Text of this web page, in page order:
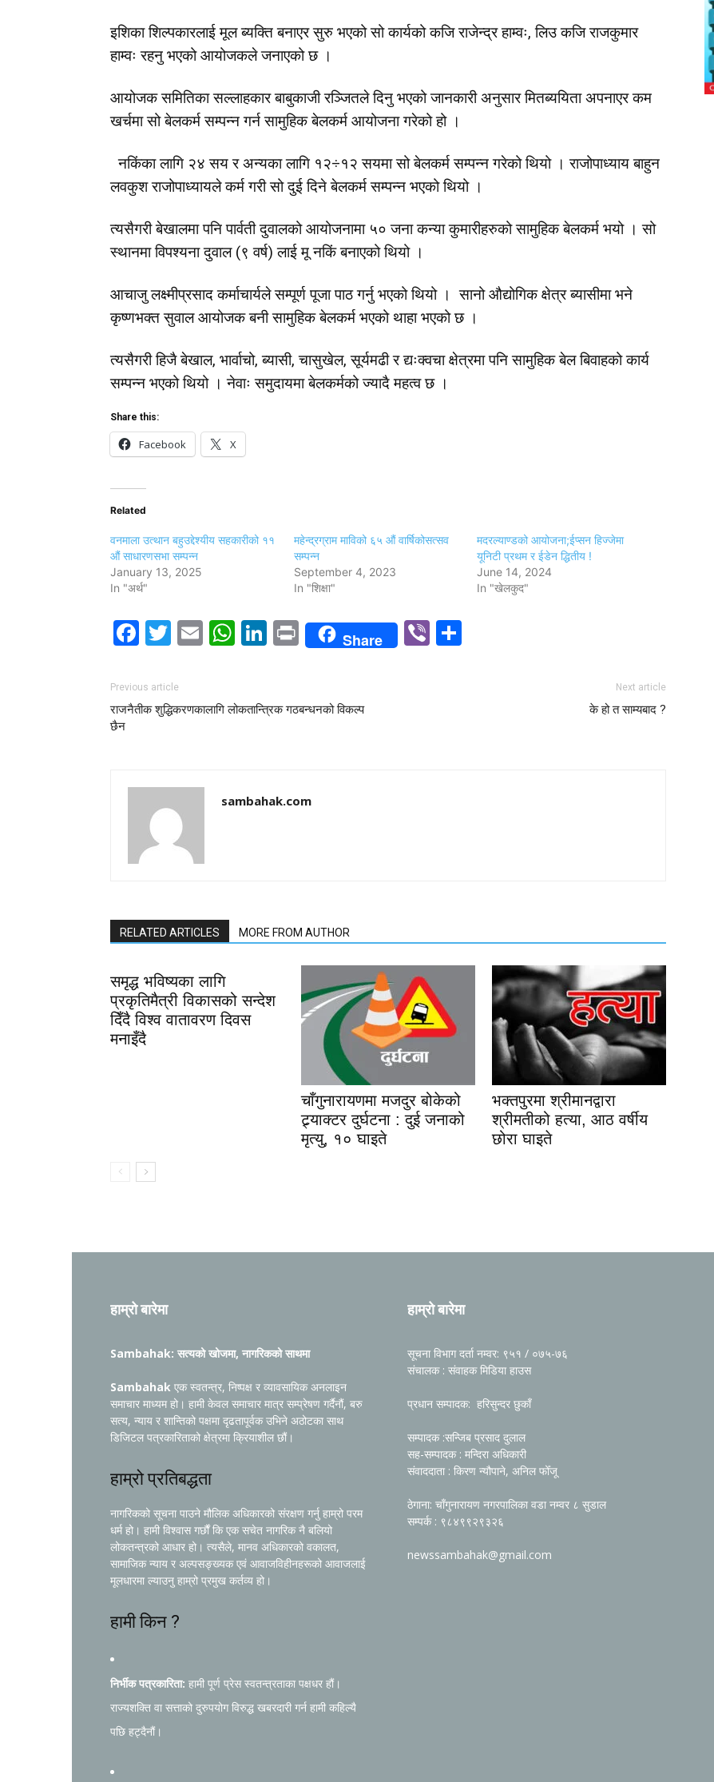
इशिका शिल्पकारलाई मूल ब्यक्ति बनाएर सुरु भएको सो कार्यको कजि राजेन्द्र हाम्वः, लिउ कजि राजकुमार
हाम्वः रहनु भएको आयोजकले जनाएको छ ।
आयोजक समितिका सल्लाहकार बाबुकाजी रञ्जितले दिनु भएको जानकारी अनुसार मितब्ययिता अपनाएर कम
खर्चमा सो बेलकर्म सम्पन्न गर्न सामुहिक बेलकर्म आयोजना गरेको हो ।
नकिंका लागि २४ सय र अन्यका लागि १२÷१२ सयमा सो बेलकर्म सम्पन्न गरेको थियो । राजोपाध्याय बाहुन
लवकुश राजोपाध्यायले कर्म गरी सो दुई दिने बेलकर्म सम्पन्न भएको थियो ।
त्यसैगरी बेखालमा पनि पार्वती दुवालको आयोजनामा ५० जना कन्या कुमारीहरुको सामुहिक बेलकर्म भयो । सो
स्थानमा विपश्यना दुवाल (९ वर्ष) लाई मू नकिं बनाएको थियो ।
आचाजु लक्ष्मीप्रसाद कर्माचार्यले सम्पूर्ण पूजा पाठ गर्नु भएको थियो । सानो औद्योगिक क्षेत्र ब्यासीमा भने
कृष्णभक्त सुवाल आयोजक बनी सामुहिक बेलकर्म भएको थाहा भएको छ ।
त्यसैगरी हिजै बेखाल, भार्वाचो, ब्यासी, चासुखेल, सूर्यमढी र द्यःक्वचा क्षेत्रमा पनि सामुहिक बेल बिवाहको कार्य
सम्पन्न भएको थियो । नेवाः समुदायमा बेलकर्मको ज्यादै महत्व छ ।
Share this:
Facebook X
Related
वनमाला उत्थान बहुउद्देश्यीय सहकारीको ११
औं साधारणसभा सम्पन्न
January 13, 2025
In "अर्थ"
महेन्द्रग्राम माविको ६५ औं वार्षिकोसत्सव
सम्पन्न
September 4, 2023
In "शिक्षा"
मदरल्याण्डको आयोजना;ईप्सन हिज्जेमा
यूनिटी प्रथम र ईडेन द्धितीय !
June 14, 2024
In "खेलकुद"
Facebook
Twitter
EmailWhatsApp
LinkedIn
PrintShare Viber
Previous article
राजनैतीक शुद्धिकरणकालागि लोकतान्त्रिक गठबन्धनको विकल्प
छैन
Next article
के हो त साम्यबाद ?
sambahak.com
RELATED ARTICLES MORE FROM AUTHOR
समृद्ध भविष्यका लागि
प्रकृतिमैत्री विकासको सन्देश
दिँदै विश्व वातावरण दिवस
मनाइँदै
चाँगुनारायणमा मजदुर बोकेको
ट्र्याक्टर दुर्घटना : दुई जनाको
मृत्यु, १० घाइते
भक्तपुरमा श्रीमानद्वारा
श्रीमतीको हत्या, आठ वर्षीय
छोरा घाइते
हाम्रो बारेमा
Sambahak: सत्यको खोजमा, नागरिकको साथमा
Sambahak एक स्वतन्त्र, निष्पक्ष र व्यावसायिक अनलाइन
समाचार माध्यम हो। हामी केवल समाचार मात्र सम्प्रेषण गर्दैनौं, बरु
सत्य, न्याय र शान्तिको पक्षमा दृढतापूर्वक उभिने अठोटका साथ
डिजिटल पत्रकारिताको क्षेत्रमा क्रियाशील छौं।
हाम्रो प्रतिबद्धता
नागरिकको सूचना पाउने मौलिक अधिकारको संरक्षण गर्नु हाम्रो परम
धर्म हो। हामी विश्वास गर्छौं कि एक सचेत नागरिक नै बलियो
लोकतन्त्रको आधार हो। त्यसैले, मानव अधिकारको वकालत,
सामाजिक न्याय र अल्पसङ्ख्यक एवं आवाजविहीनहरूको आवाजलाई
मूलधारमा ल्याउनु हाम्रो प्रमुख कर्तव्य हो।
हामी किन ?
निर्भीक पत्रकारिता: हामी पूर्ण प्रेस स्वतन्त्रताका पक्षधर हौं।
राज्यशक्ति वा सत्ताको दुरुपयोग विरुद्ध खबरदारी गर्न हामी कहिल्यै
पछि हट्दैनौं।
हाम्रो बारेमा
सूचना विभाग दर्ता नम्वर: ९५१ / ०७५-७६
संचालक : संवाहक मिडिया हाउस
प्रधान सम्पादक: हरिसुन्दर छुकाँ
सम्पादक :सन्जिब प्रसाद दुलाल
सह-सम्पादक : मन्दिरा अधिकारी
संवाददाता : किरण न्यौपाने, अनिल फोँजू
ठेगाना: चाँगुनारायण नगरपालिका वडा नम्वर ८ सुडाल
सम्पर्क : ९८४९९२९३२६
newssambahak@gmail.com